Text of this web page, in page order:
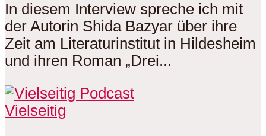
In diesem Interview spreche ich mit
der Autorin Shida Bazyar über ihre
Zeit am Literaturinstitut in Hildesheim
und ihren Roman „Drei...
Vielseitig